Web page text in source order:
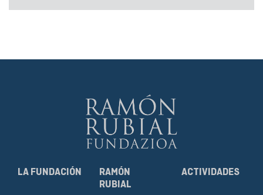
LA FUNDACIÓN
RAMÓN
RUBIAL
ACTIVIDADES